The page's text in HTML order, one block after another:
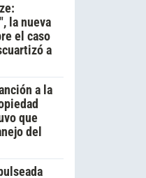
la nueva
el caso
a
a la
que
del